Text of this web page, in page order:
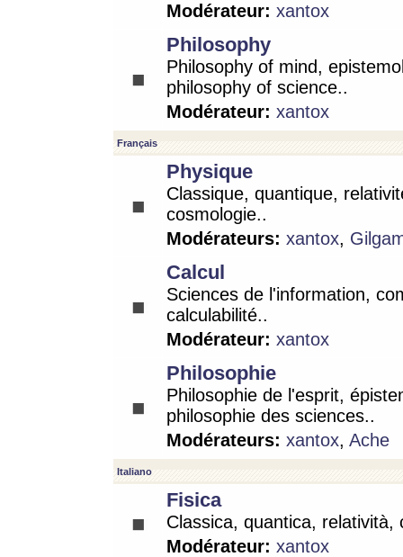
Modérateur: xantox
Philosophy
Philosophy of mind,
philosophy of science..
Modérateur: xantox
Français
Physique
Classique, quantique,
cosmologie..
Modérateurs: xantox,
Calcul
Sciences de l'information,
calculabilité..
Modérateur: xantox
Philosophie
Philosophie de l'esprit,
philosophie des sciences..
Modérateurs: xantox, Ache
Italiano
Fisica
Classica, quantica, relatività,
Modérateur: xantox